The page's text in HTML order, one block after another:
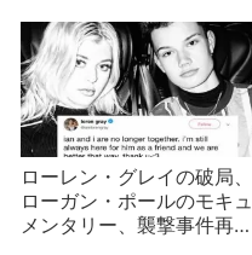
ローレン・グレイの破局、
ローガン・ポールのモキュ
メンタリー、襲撃事件再び